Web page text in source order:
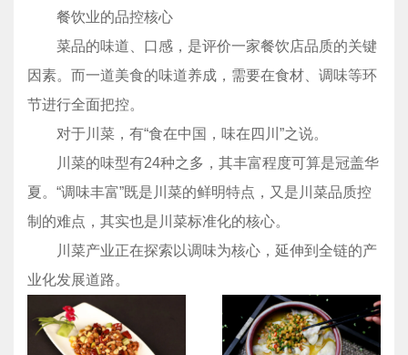
餐饮业的品控核心
菜品的味道、口感，是评价一家餐饮店品质的关键
因素。而一道美食的味道养成，需要在食材、调味等环
节进行全面把控。
对于川菜，有“食在中国，味在四川”之说。
川菜的味型有24种之多，其丰富程度可算是冠盖华
夏。“调味丰富”既是川菜的鲜明特点，又是川菜品质控
制的难点，其实也是川菜标准化的核心。
川菜产业正在探索以调味为核心，延伸到全链的产
业化发展道路。